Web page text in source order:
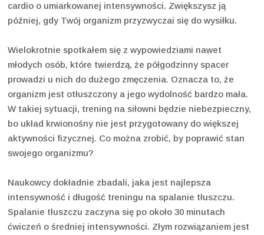
cardio o umiarkowanej intensywności. Zwiększysz ją
później, gdy Twój organizm przyzwyczai się do wysiłku.
Wielokrotnie spotkałem się z wypowiedziami nawet
młodych osób, które twierdzą, że półgodzinny spacer
prowadzi u nich do dużego zmęczenia. Oznacza to, że
organizm jest otłuszczony a jego wydolność bardzo mała.
W takiej sytuacji, trening na siłowni będzie niebezpieczny,
bo układ krwionośny nie jest przygotowany do większej
aktywności fizycznej. Co można zrobić, by poprawić stan
swojego organizmu?
Naukowcy dokładnie zbadali, jaka jest najlepsza
intensywność i długość treningu na spalanie tłuszczu.
Spalanie tłuszczu zaczyna się po około 30 minutach
ćwiczeń o średniej intensywności. Złym rozwiązaniem jest